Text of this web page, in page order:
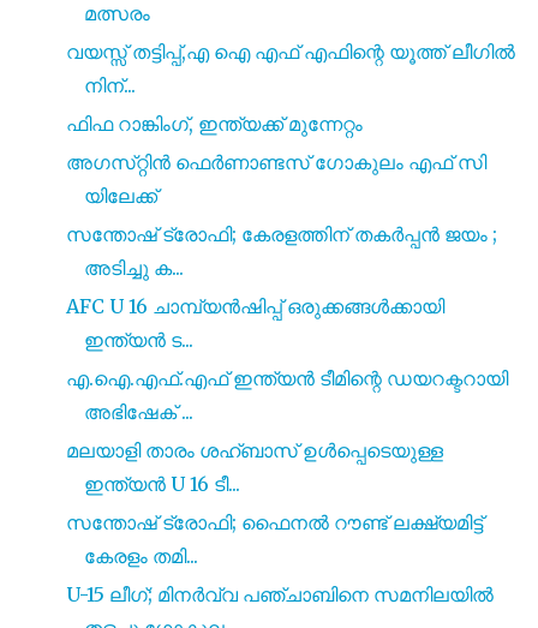
മത്സരം
വയസ്സ് തട്ടിപ്പ്,എ ഐ എഫ് എഫിന്റെ യൂത്ത് ലീഗിൽ
നിന്...
ഫിഫ റാങ്കിംഗ്, ഇന്ത്യക്ക് മുന്നേറ്റം
അഗസ്‌റ്റിൻ ഫെർണാണ്ടസ് ഗോകുലം എഫ് സി
യിലേക്ക്
സന്തോഷ് ട്രോഫി; കേരളത്തിന് തകർപ്പൻ ജയം ;
അടിച്ചു ക...
AFC U 16 ചാമ്പ്യൻഷിപ്പ് ഒരുക്കങ്ങൾക്കായി
ഇന്ത്യൻ ട...
എ.ഐ.എഫ്.എഫ് ഇന്ത്യൻ ടീമിന്റെ ഡയറക്ടറായി
അഭിഷേക് ...
മലയാളി താരം ശഹ്ബാസ് ഉൾപ്പെടെയുള്ള
ഇന്ത്യൻ U 16 ടീ...
സന്തോഷ് ട്രോഫി; ഫൈനൽ റൗണ്ട് ലക്ഷ്യമിട്ട്
കേരളം തമി...
U-15 ലീഗ്; മിനർവ്വ പഞ്ചാബിനെ സമനിലയിൽ